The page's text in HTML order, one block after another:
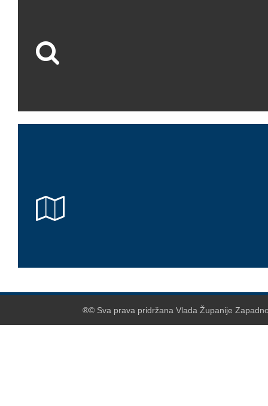
®© Sva prava pridržana Vlada Županije